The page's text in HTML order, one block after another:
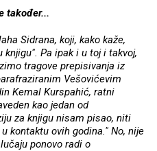
također...
Sidrana, koji, kako kaže,
knjigu". Pa ipak i u toj i takvoj,
tragove prepisivanja iz
Vešovićevim
Kemal Kurspahić, ratni
kao jedan od
za knjigu nisam pisao, niti
kontaktu ovih godina." No, nije
ponovo radi o